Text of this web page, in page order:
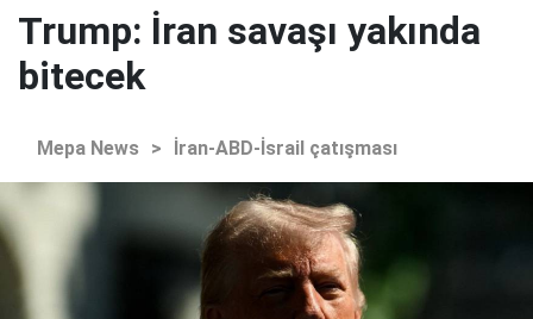
Trump: İran savaşı yakında
bitecek
Mepa News > İran-ABD-İsrail çatışması